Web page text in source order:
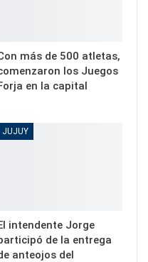
más de 500 atletas,
los Juegos
en la capital
JUJUY
intendente Jorge
de la entrega
anteojos del